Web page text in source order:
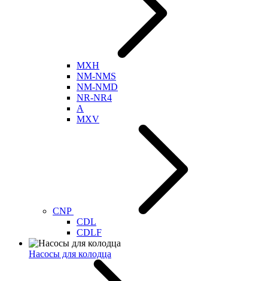
MXH
NM-NMS
NM-NMD
NR-NR4
A
MXV
CNP
CDL
CDLF
Насосы для колодца